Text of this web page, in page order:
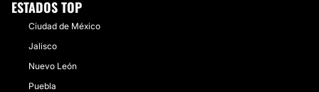
ESTADOS TOP
Ciudad de México
Jalisco
Nuevo León
Puebla